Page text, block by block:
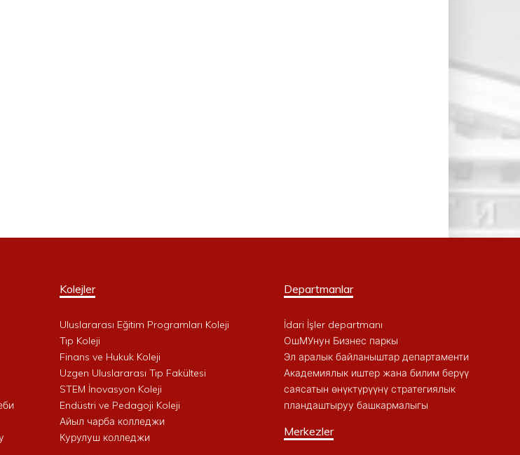
Kolejler
Uluslararası Eğitim Programları Koleji
Tıp Koleji
Finans ve Hukuk Koleji
Uzgen Uluslararası Tıp Fakültesi
STEM İnovasyon Koleji
Endüstri ve Pedagoji Koleji
Айыл чарба колледжи
Курулуш колледжи
Departmanlar
İdari İşler departmanı
ОшМУнун Бизнес паркы
Эл аралык байланыштар департаменти
Академиялык иштер жана билим берүү
саясатын өнүктүрүүнү стратегиялык
пландаштыруу башкармалыгы
Merkezler